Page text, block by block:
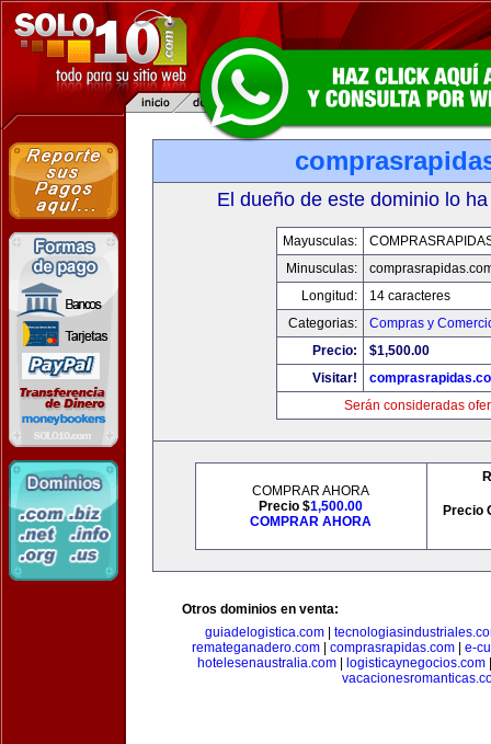
El dueño de este dominio lo
Mayusculas:
Minusculas:
Longitud:
14 caracteres
Categorias:
Compras y
Precio:
$1,500.00
Visitar!
Serán consideradas
COMPRAR AHORA
Precio $1,500.00
COMPRAR AHORA
Precio
Otros dominios en venta:
guiadelogistica.com|
remateganadero.com
comprasrapidas.com
e-
hotelesenaustralia.com| logisticaynegocios.com